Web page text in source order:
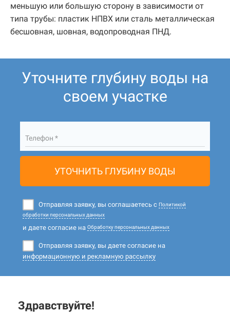
меньшую или большую сторону в зависимости от
типа трубы: пластик НПВХ или сталь металлическая
бесшовная, шовная, водопроводная ПНД.
Уточните глубину воды на
своем участке
Телефон *
УТОЧНИТЬ ГЛУБИНУ ВОДЫ
Отправляя заявку, вы соглашаетесь с Политикой
обработки персональных данных
и даете согласие на Обработку персональных данных
Отправляя заявку, вы даете согласие на
информационную и рекламную рассылку
Здравствуйте!